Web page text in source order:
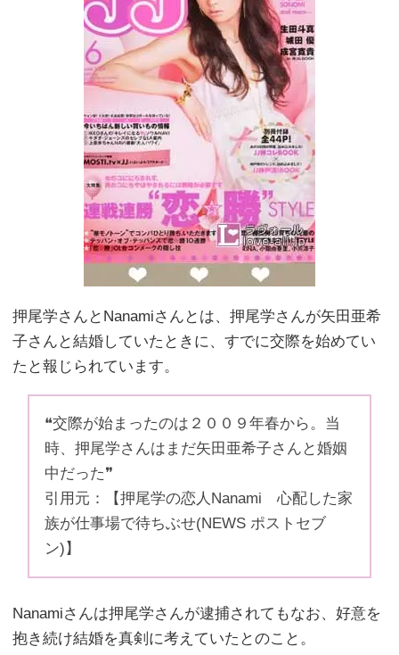
押尾学さんとNanamiさんとは、押尾学さんが矢田亜希
子さんと結婚していたときに、すでに交際を始めてい
たと報じられています。
❝交際が始まったのは２００９年春から。当
時、押尾学さんはまだ矢田亜希子さんと婚姻
中だった❞
引用元：【押尾学の恋人Nanami 心配した家
族が仕事場で待ちぶせ(NEWS ポストセブ
ン)】
Nanamiさんは押尾学さんが逮捕されてもなお、好意を
抱き続け結婚を真剣に考えていたとのこと。